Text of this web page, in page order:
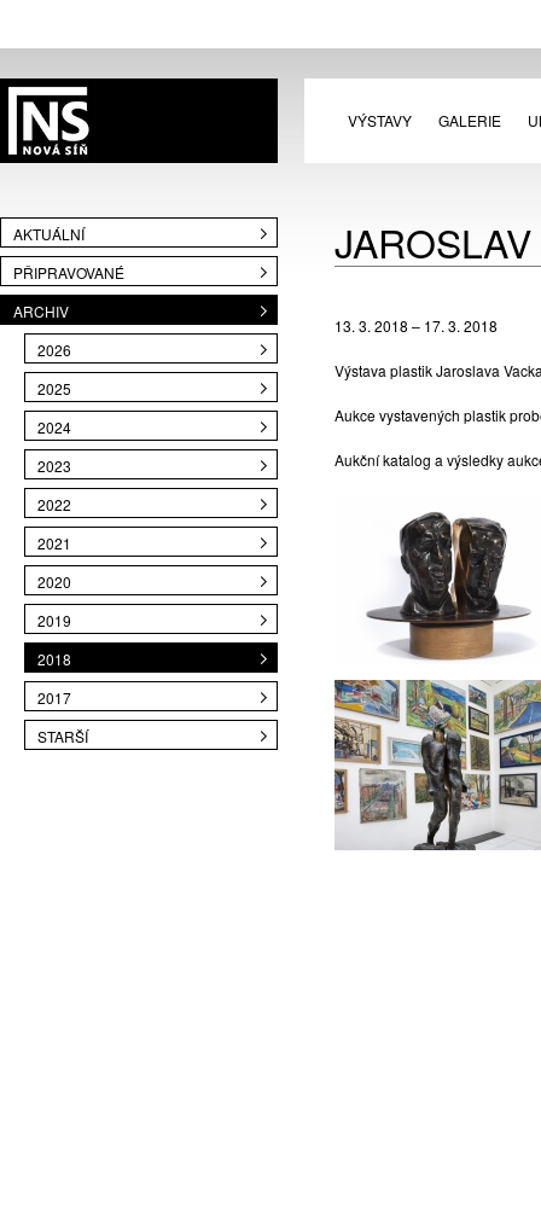
VÝSTAVY GALERIE
AKTUÁLNÍ
PŘIPRAVOVANÉ
ARCHIV
2026
2025
2024
2023
2022
2021
2020
2019
2018
2017
STARŠÍ
13. 3. 2018 – 17. 3. 2018
Výstava plastik Jaroslava
Aukce vystavených plastik
Aukční katalog a výsledky